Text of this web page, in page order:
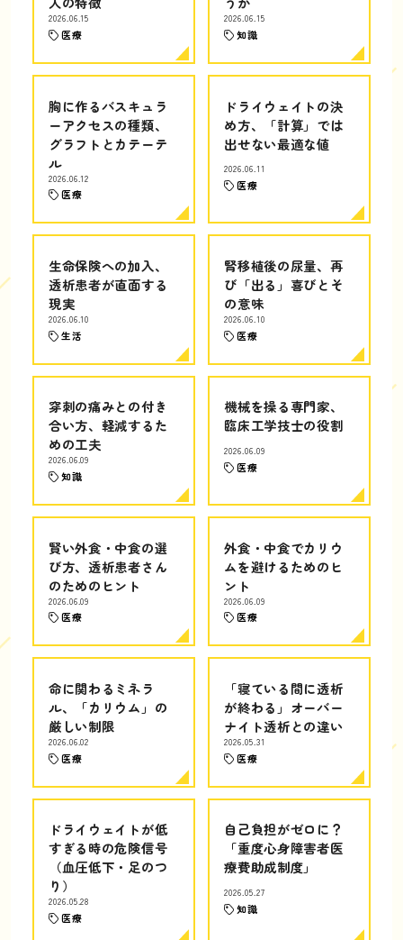
2026.06.15
医療
2026.06.15
知識
胸に作るバスキュラ
ーアクセスの種類、
グラフトとカテーテ
ル
2026.06.12
医療
ドライウェイトの決
め方、「計算」では
出せない最適な値
2026.06.11
医療
生命保険への加入、
透析患者が直面する
現実
2026.06.10
生活
腎移植後の尿量、再
び「出る」喜びとそ
の意味
2026.06.10
医療
穿刺の痛みとの付き
合い方、軽減するた
めの工夫
2026.06.09
知識
機械を操る専門家、
臨床工学技士の役割
2026.06.09
医療
賢い外食・中食の選
び方、透析患者さん
のためのヒント
2026.06.09
医療
外食・中食でカリウ
ムを避けるためのヒ
ント
2026.06.09
医療
命に関わるミネラ
ル、「カリウム」の
厳しい制限
2026.06.02
医療
「寝ている間に透析
が終わる」オーバー
ナイト透析との違い
2026.05.31
医療
ドライウェイトが低
すぎる時の危険信号
（血圧低下・足のつ
り）
2026.05.28
医療
自己負担がゼロに？
「重度心身障害者医
療費助成制度」
2026.05.27
知識